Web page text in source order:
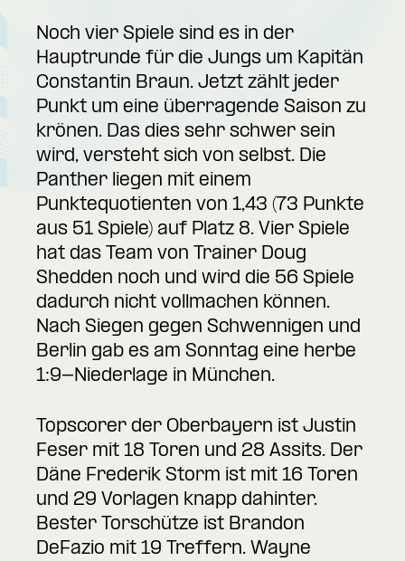
Noch vier Spiele sind es in der
Hauptrunde für die Jungs um Kapitän
Constantin Braun. Jetzt zählt jeder
Punkt um eine überragende Saison zu
krönen. Das dies sehr schwer sein
wird, versteht sich von selbst. Die
Panther liegen mit einem
Punktequotienten von 1,43 (73 Punkte
aus 51 Spiele) auf Platz 8. Vier Spiele
hat das Team von Trainer Doug
Shedden noch und wird die 56 Spiele
dadurch nicht vollmachen können.
Nach Siegen gegen Schwennigen und
Berlin gab es am Sonntag eine herbe
1:9-Niederlage in München.
Topscorer der Oberbayern ist Justin
Feser mit 18 Toren und 28 Assits. Der
Däne Frederik Storm ist mit 16 Toren
und 29 Vorlagen knapp dahinter.
Bester Torschütze ist Brandon
DeFazio mit 19 Treffern. Wayne